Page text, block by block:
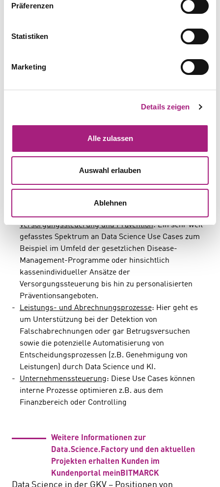
Präferenzen
Statistiken
Marketing
Details zeigen
Alle zulassen
Auswahl erlauben
Ablehnen
Auf unserer Agenda können verschiedenartige Data
Handlungsfelder für gesetzliche Krankenversicherungen
Marketing und Vertrieb: Datenbasierte Ansätze welche
den Kunden im Fokus haben und Kommunikations-
Versorgungssteuerung und Prävention: Ein sehr weit
gefasstes Spektrum an Data Science Use Cases zum
Beispiel im Umfeld der gesetzlichen Disease-
Management-Programme oder hinsichtlich
kassenindividueller Ansätze der
Versorgungssteuerung bis hin zu personalisierten
Präventionsangeboten.
Leistungs- und Abrechnungsprozesse: Hier geht es
um Unterstützung bei der Detektion von
Falschabrechnungen oder gar Betrugsversuchen
sowie die potenzielle Automatisierung von
Entscheidungsprozessen (z.B. Genehmigung von
Leistungen) durch Data Science und KI.
Unternehmenssteuerung: Diese Use Cases können
interne Prozesse optimieren z.B. aus dem
Finanzbereich oder Controlling
Weitere Informationen zur
Data.Science.Factory und den aktuellen
Projekten erhalten Kunden im
Kundenportal meinBITMARCK
Data Science in der GKV – Positionen von